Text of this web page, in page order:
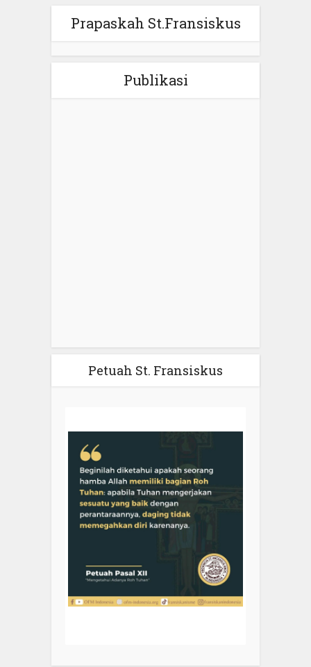
Prapaskah St.Fransiskus
Publikasi
Petuah St. Fransiskus